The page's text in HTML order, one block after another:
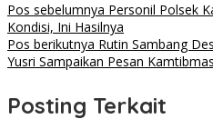
Pos sebelumnya Personil Polsek
Kondisi, Ini Hasilnya
Pos berikutnya Rutin Sambang
Yusri Sampaikan Pesan Kamtibmas
Posting Terkait